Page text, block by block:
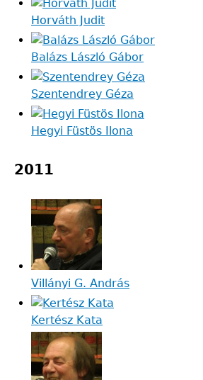
Horváth Judit
Balázs László Gábor
Szentendrey Géza
Hegyi Füstös Ilona
2011
Villányi G. András
Kertész Kata